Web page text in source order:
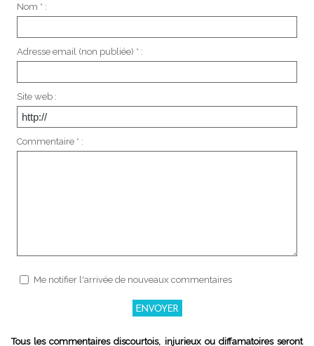
Nom * :
Adresse email (non publiée) * :
Site web :
Commentaire * :
Me notifier l'arrivée de nouveaux commentaires
Tous les commentaires discourtois, injurieux ou diffamatoires seront